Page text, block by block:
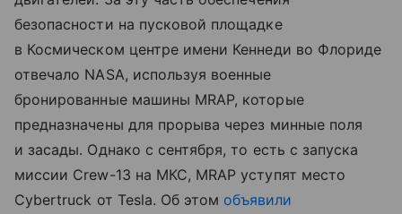
безопасности на пусковой площадке
в Космическом центре имени Кеннеди во Флориде
отвечало NASA, используя военные
бронированные машины MRAP, которые
предназначены для прорыва через минные поля
и засады. Однако с сентября, то есть с запуска
миссии Crew-13 на МКС, MRAP уступят место
Cybertruck от Tesla. Об этом объявили